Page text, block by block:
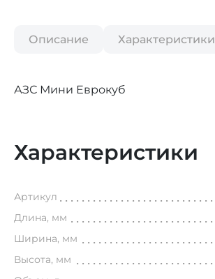
Описание Характеристики
АЗС Мини Еврокуб
Характеристики
Артикул
Длина, мм
Ширина, мм
Высота, мм